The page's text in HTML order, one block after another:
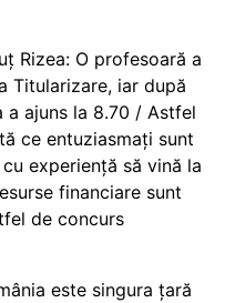
Rizea: O profesoară a
Titularizare, iar după
ajuns la 8.70 / Astfel
ce entuziasmați sunt
experiență să vină la
financiare sunt
de concurs
este singura țară